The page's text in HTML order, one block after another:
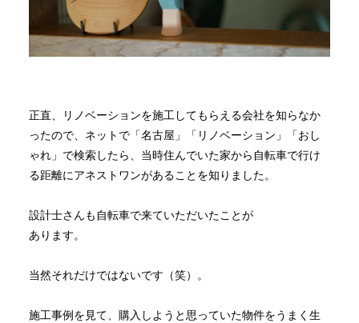
正直、リノベーションを施工してもらえる会社を知らなか
ったので、ネットで「名古屋」「リノベーション」「おし
ゃれ」で検索したら、当時住んでいた家から自転車で行け
る距離にアネストワンがあることを知りました。
設計士さんも自転車で来ていただいたことが
あります。
当然それだけではないです（笑）。
施工事例を見て、購入しようと思っていた物件をうまく生